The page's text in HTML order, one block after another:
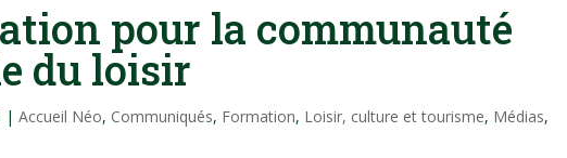
pour la communauté
du loisir
|Accueil Néo, Communiqués, Formation, Loisir, culture et tourisme, Médias,